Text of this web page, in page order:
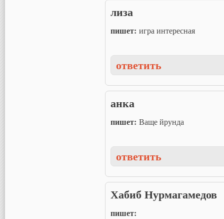
лиза
пишет: игра интересная
ответить
анка
пишет: Ваще йрунда
ответить
Хабиб Нурмагамедов
пишет: